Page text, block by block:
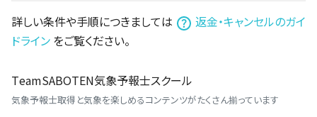
詳しい条件や手順につきましては
返金・キャンセルのガイ
ドライン をご覧ください。
TeamSABOTEN気象予報士スクール
気象予報士取得と気象を楽しめるコンテンツがたくさん揃っています